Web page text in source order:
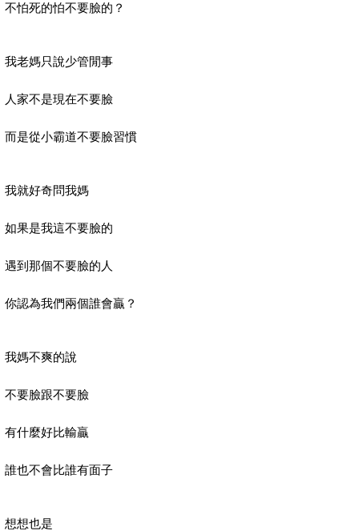
不怕死的怕不要臉的？
我老媽只說少管閒事
人家不是現在不要臉
而是從小霸道不要臉習慣
我就好奇問我媽
如果是我這不要臉的
遇到那個不要臉的人
你認為我們兩個誰會贏？
我媽不爽的說
不要臉跟不要臉
有什麼好比輸贏
誰也不會比誰有面子
想想也是